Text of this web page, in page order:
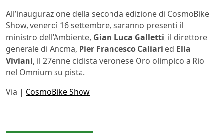
All’inaugurazione della seconda edizione di CosmoBike
Show, venerdì 16 settembre, saranno presenti il
ministro dell’Ambiente, Gian Luca Galletti, il direttore
generale di Ancma, Pier Francesco Caliari ed Elia
Viviani, il 27enne ciclista veronese Oro olimpico a Rio
nel Omnium su pista.
Via | CosmoBike Show